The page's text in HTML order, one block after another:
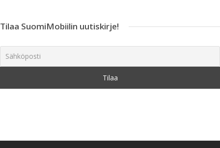
Tilaa SuomiMobiilin uutiskirje!